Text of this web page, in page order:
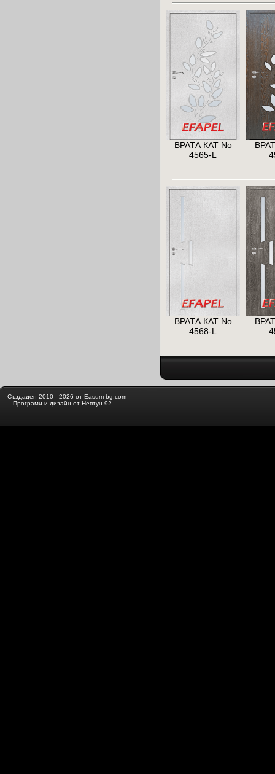
ВРАТА КАТ No
4565-L
ВРАТА КАТ No
4568-L
Създаден 2010 - 2026 от Easum-bg.com
Програми и дизайн от Нептун 92